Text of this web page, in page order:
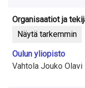
i
m
u
Organisaatiot ja
Näytä tarkemmin
Oulun yliopisto
Vahtola Jouko Olavi